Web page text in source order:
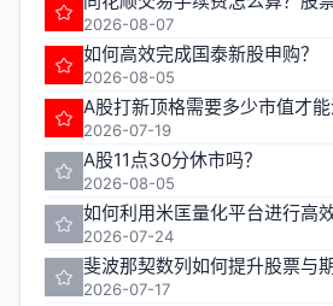
2026-08-07
如何高效完成国泰新股申购？
2026-08-05
A股打新顶格需要多少市值才
2026-07-19
A股11点30分休市吗？
2026-08-05
如何利用米匡量化平台进行高
2026-07-24
斐波那契数列如何提升股票与
2026-07-17